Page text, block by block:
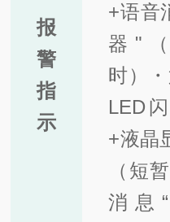
报
警
指
示
+语音
器"
时）
LED
+液晶
（短
消息